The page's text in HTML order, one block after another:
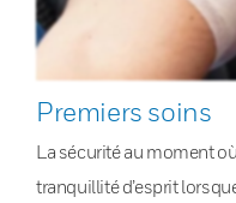
Premiers soins
La sécurité au moment
tranquillité d’esprit